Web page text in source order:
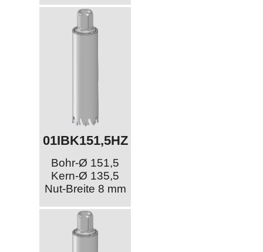
01IBK151,5HZ
Bohr-Ø 151,5
Kern-Ø 135,5
Nut-Breite 8 mm